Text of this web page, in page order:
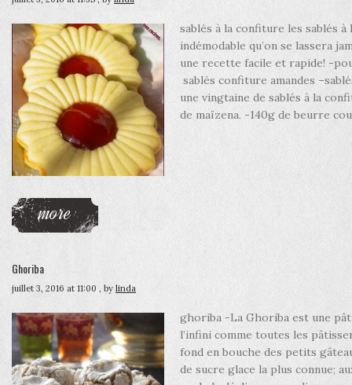
sablés à la confiture les sablés
indémodable qu’on se lassera
une recette facile et rapide! -
sablés confiture amandes
une vingtaine de sablés à la
de maïzena. -140g de beurre
more
Ghoriba
juillet 3, 2016 at 11:00 , by linda
ghoriba -La Ghoriba est une
l’infini comme toutes les
fond en bouche des petits
de sucre glace la plus connue;